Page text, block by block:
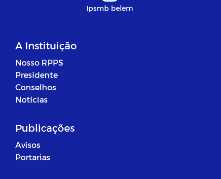
Ipsmb belem
A Instituição
Nosso RPPS
Presidente
Conselhos
Notícias
Publicações
Avisos
Portarias